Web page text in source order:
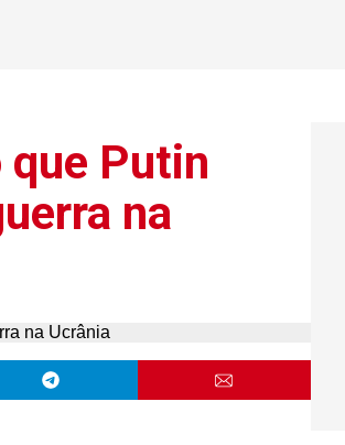
que Putin
na